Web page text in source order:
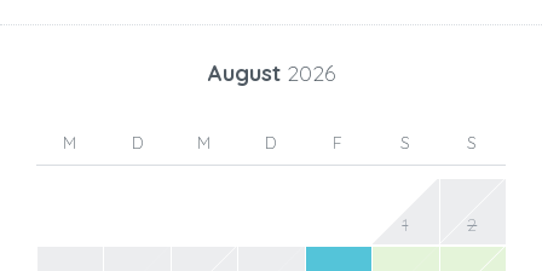
August 2026
M D M D F S S
1 2